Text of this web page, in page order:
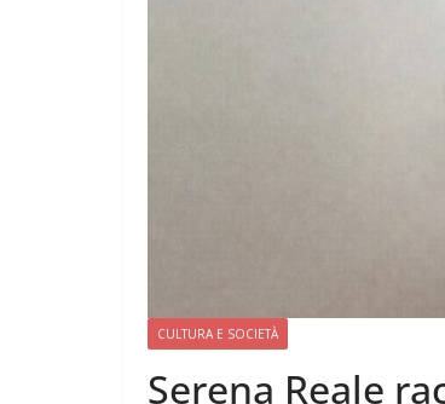
CULTURA E SOCIETÀ
Serena Reale